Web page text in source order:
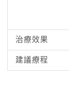
治療效果
建議療程